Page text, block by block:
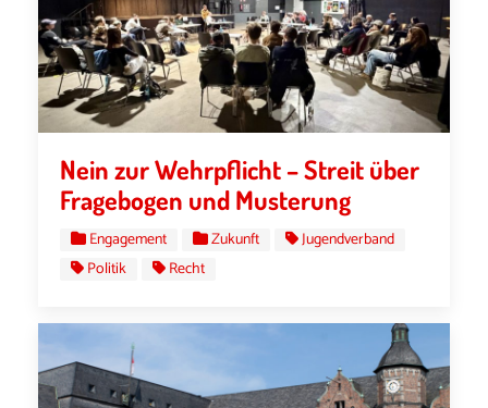
Nein zur Wehrpflicht – Streit über
Fragebogen und Musterung
Engagement Zukunft
Jugendverband
Politik
Recht